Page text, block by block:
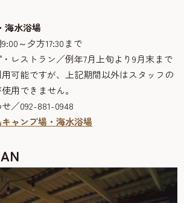
海水浴場
～夕方17:30まで
レストラン／例年7月上旬より9月末まで
可能ですが、上記期間以外はスタッフの
用できません。
／092-881-0948
ャンプ場・海水浴場